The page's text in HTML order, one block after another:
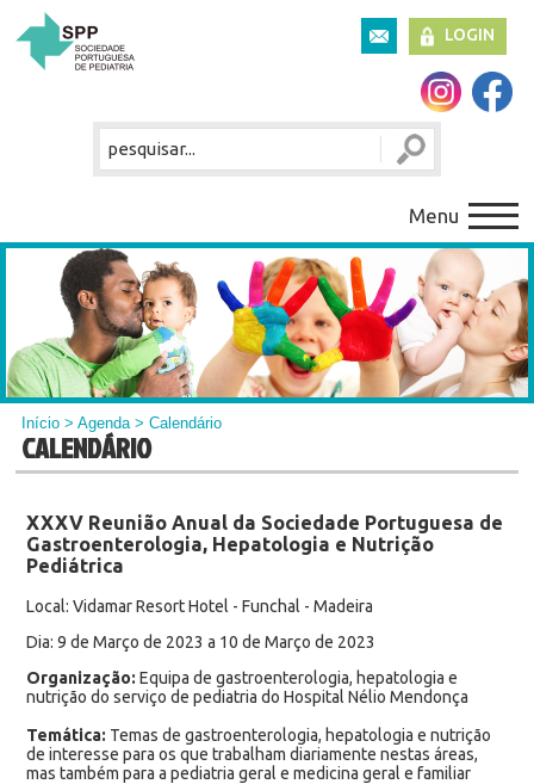
LOGIN
Menu
Início >Agenda> Calendário
CALENDÁRIO
XXXV Reunião Anual da Sociedade Portuguesa de
Gastroenterologia, Hepatologia e Nutrição
Pediátrica
Local: Vidamar Resort Hotel - Funchal - Madeira
Dia: 9 de Março de 2023 a 10 de Março de 2023
Organização: Equipa de gastroenterologia, hepatologia e
nutrição do serviço de pediatria do Hospital Nélio Mendonça
Temática: Temas de gastroenterologia, hepatologia e nutrição
de interesse para os que trabalham diariamente nestas áreas,
mas também para a pediatria geral e medicina geral e familiar